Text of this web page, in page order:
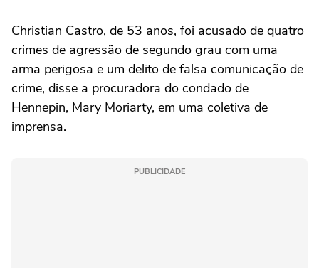
Christian Castro, de ‌53 anos, foi acusado ‌de quatro
crimes de agressão de ⁠segundo grau com uma
arma perigosa e um delito de falsa comunicação de
crime, disse a procuradora do condado de
Hennepin, Mary Moriarty, em uma ‌coletiva de
imprensa.
PUBLICIDADE